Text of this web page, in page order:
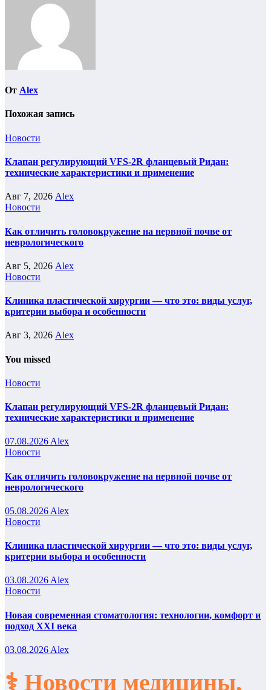
От Alex
Похожая запись
Новости
Клапан регулирующий VFS-2R фланцевый Ридан:
технические характеристики и применение
Авг 7, 2026 Alex
Новости
Как отличить головокружение на нервной почве от
неврологического
Авг 5, 2026 Alex
Новости
Клиника пластической хирургии — что это: виды услуг,
критерии выбора и особенности
Авг 3, 2026 Alex
You missed
Новости
Клапан регулирующий VFS-2R фланцевый Ридан:
технические характеристики и применение
07.08.2026 Alex
Новости
Как отличить головокружение на нервной почве от
неврологического
05.08.2026 Alex
Новости
Клиника пластической хирургии — что это: виды услуг,
критерии выбора и особенности
03.08.2026Alex
Новости
Новая современная стоматология: технологии, комфорт и
подход XXI века
03.08.2026 Alex
⚕️ Новости медицины,